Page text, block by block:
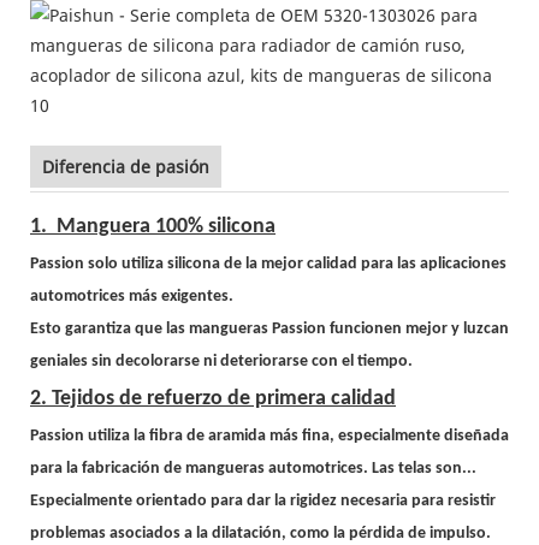
Diferencia de pasión
1. Manguera 100% silicona
Passion solo utiliza silicona de la mejor calidad para las aplicaciones
automotrices más exigentes.
Esto garantiza que las mangueras Passion funcionen mejor y luzcan
geniales sin decolorarse ni deteriorarse con el tiempo.
2. Tejidos de refuerzo de primera calidad
Passion utiliza la fibra de aramida más fina, especialmente diseñada
para la fabricación de mangueras automotrices. Las telas son...
Especialmente orientado para dar la rigidez necesaria para resistir
problemas asociados a la dilatación, como la pérdida de impulso.